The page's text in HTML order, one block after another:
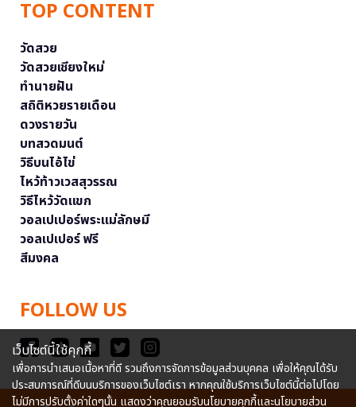
TOP CONTENT
วัดสวย
วัดสวยเชียงใหม่
ทำนายฝัน
สถิติหวยรายเดือน
ดวงรายวัน
บทสวดมนต์
วิธีบนไอ้ไข่
ไหว้ท้าวเวสสุวรรณ
วิธีไหว้วัดแขก
วอลเปเปอร์พระแม่ลักษมี
วอลเปเปอร์ ฟรี
สีมงคล
FOLLOW US
เว็บไซต์นี้ใช้คุกกี้
เพื่อการนำเสนอเนื้อหาที่ดี รวมถึงการจัดการข้อมูลส่วนบุคคล เพื่อให้คุณได้รับ
ประสบการณ์ที่ดีบนบริการของเว็บไซต์เรา หากคุณใช้บริการเว็บไซต์นี้ต่อไปโดย
ไม่มีการปรับตั้งค่าใดๆนั้น แสดงว่าคุณยอมรับนโยบายคุกกี้และนโยบายส่วน